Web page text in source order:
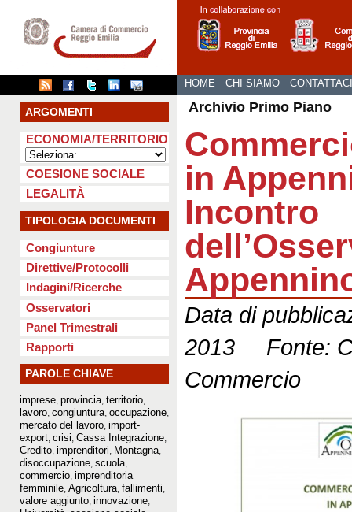
HOME CHI SIAMO CONTATTACI
ARGOMENTI
ECONOMIA/TERRITORIO
COESIONE SOCIALE
LEGALITÀ
TIPOLOGIA DOCUMENTI
Congiunture
Direttive/Protocolli
Indagini/Ricerche
Osservatori
Panel Trimestrali
Rapporti
PAROLE CHIAVE
imprese provincia territorio
lavoro congiuntura occupazione
mercato del lavoro import-
export crisi Cassa Integrazione
Credito imprenditori Montagna
disoccupazione scuola
commercio imprenditoria
femminile Agricoltura fallimenti
valore aggiunto innovazione
Archivio Primo Piano
in
Incontro
Data di
2013 Fonte:
Commercio